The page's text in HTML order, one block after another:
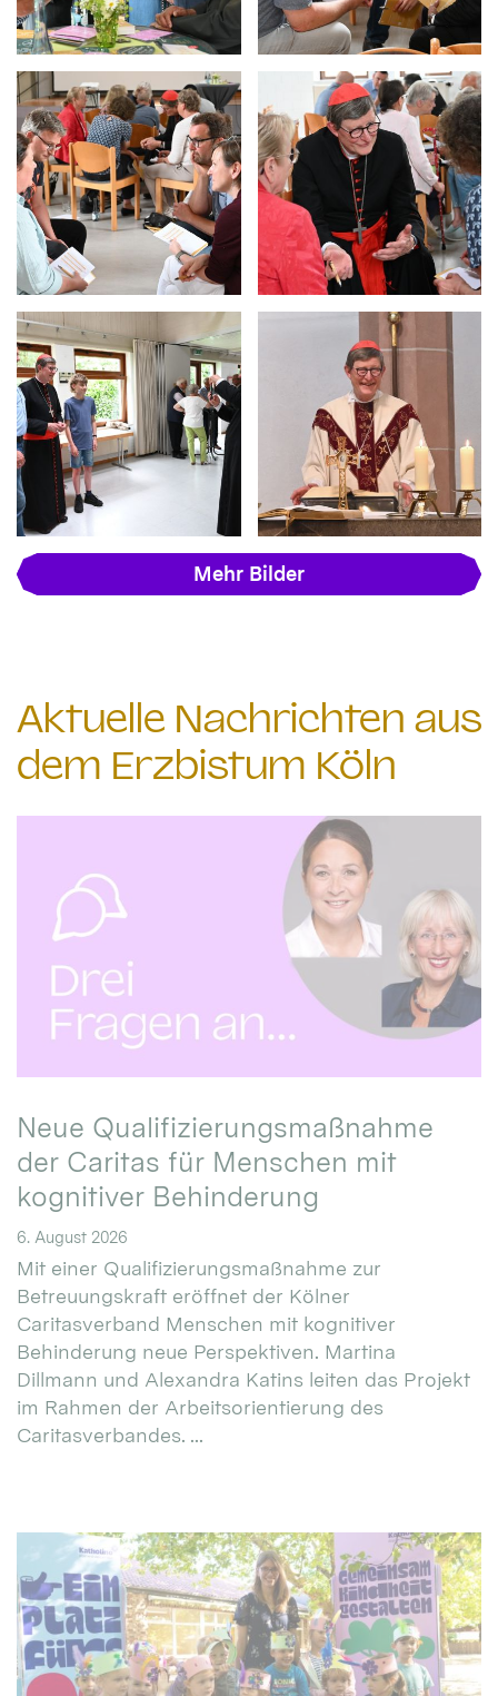
Mehr Bilder
Aktuelle Nachrichten aus
dem Erzbistum Köln
Neue Qualifizierungsmaßnahme
der Caritas für Menschen mit
kognitiver Behinderung
6. August 2026
Mit einer Qualifizierungsmaßnahme zur
Betreuungskraft eröffnet der Kölner
Caritasverband Menschen mit kognitiver
Behinderung neue Perspektiven. Martina
Dillmann und Alexandra Katins leiten das Projekt
im Rahmen der Arbeitsorientierung des
Caritasverbandes. ...